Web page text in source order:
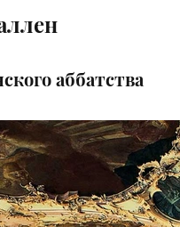
аббатства